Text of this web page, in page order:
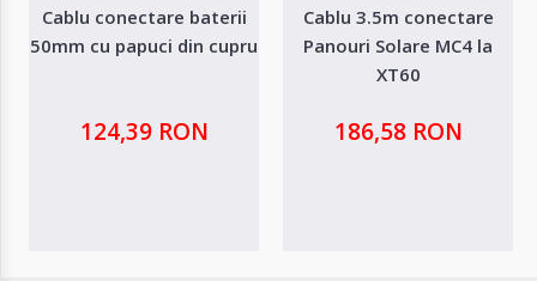
Cablu conectare baterii
50mm cu papuci din cupru
124,39 RON
Cablu 3.5m conectare
Panouri Solare MC4 la
XT60
186,58 RON